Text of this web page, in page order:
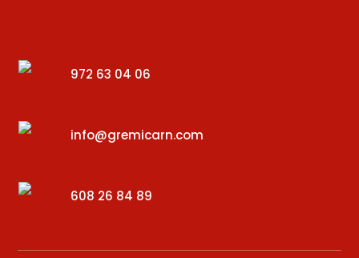
972 63 04 06
info@gremicarn.com
608 26 84 89